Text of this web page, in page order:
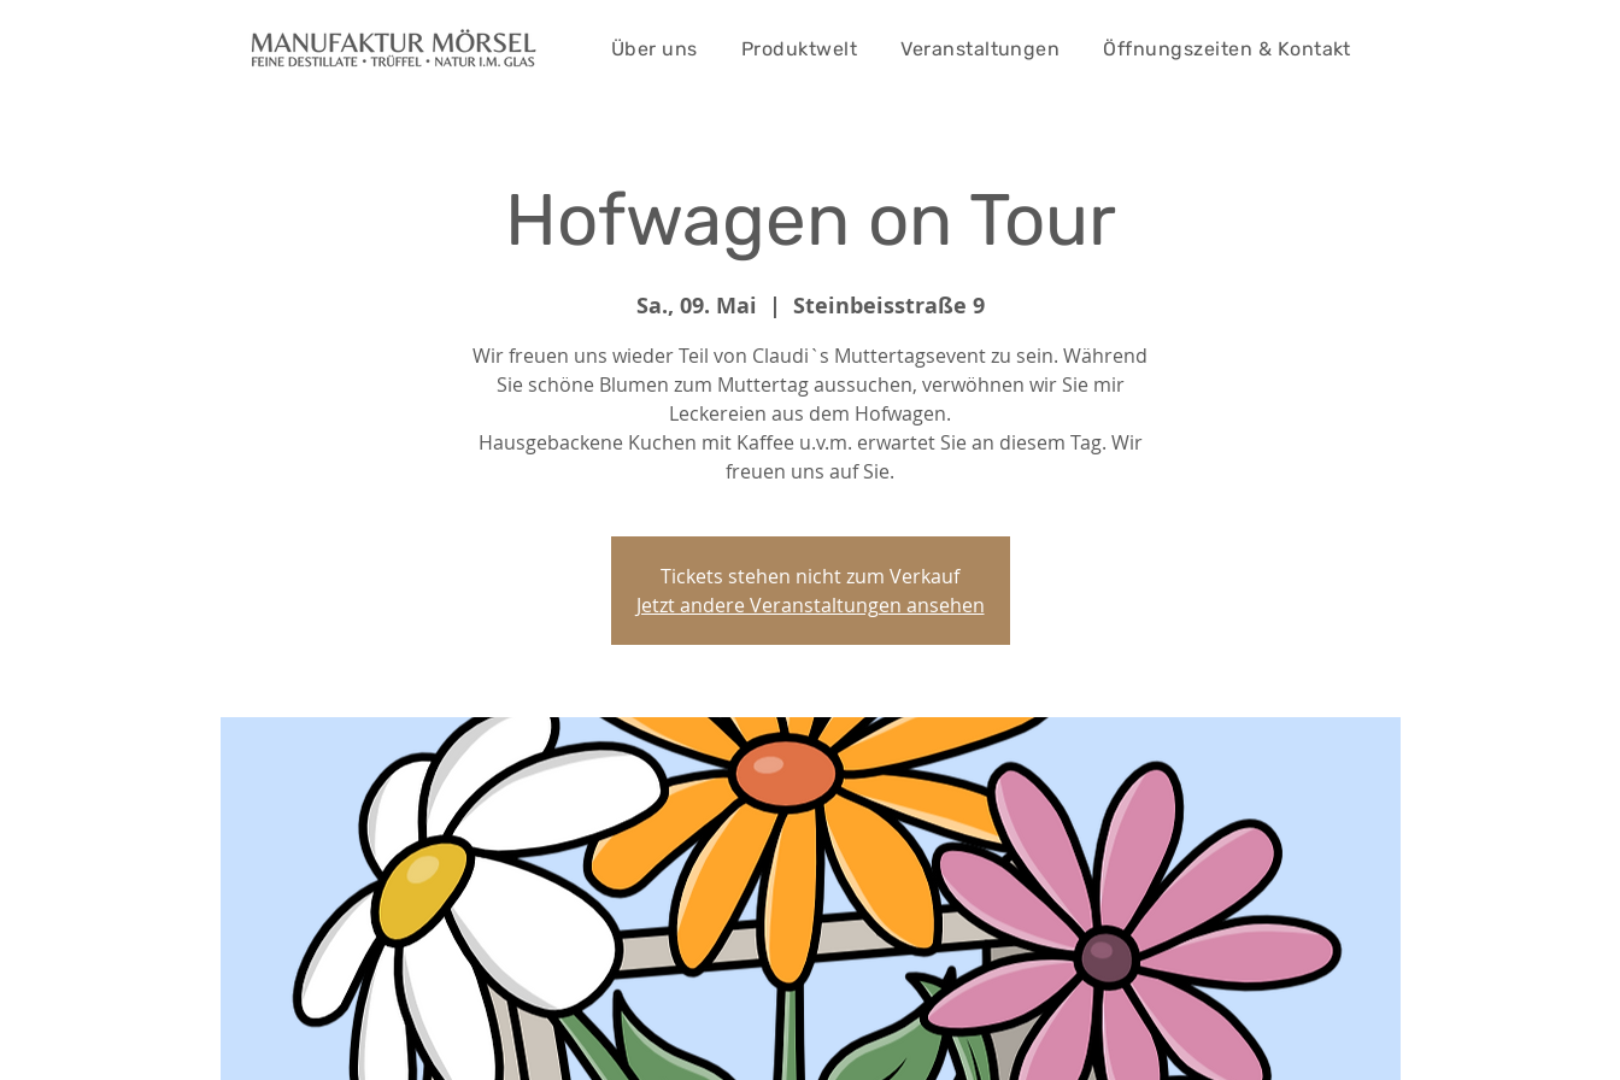
Über uns Produktwelt Veranstaltungen Öffnungszeiten & Kontakt
Hofwagen on Tour
Sa., 09. Mai
  |
Steinbeisstraße 9
Wir freuen uns wieder Teil von Claudi`s Muttertagsevent zu sein. Während
Sie schöne Blumen zum Muttertag aussuchen, verwöhnen wir Sie mir
Leckereien aus dem Hofwagen.
Hausgebackene Kuchen mit Kaffee u.v.m. erwartet Sie an diesem Tag. Wir
freuen uns auf Sie.
Tickets stehen nicht zum Verkauf
Jetzt andere Veranstaltungen ansehen